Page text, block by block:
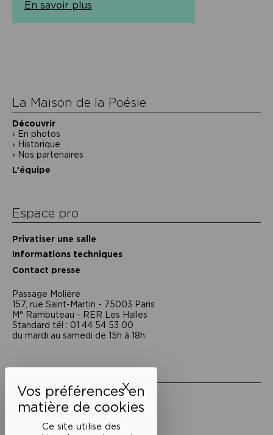
Ce site utilise des
XMasquer le bandeau des
En savoir plus
La Maison de la Poésie
Découvrir
En photos
Historique
Nos partenaires
L’équipe
Espace pro
Privatiser une salle
Informations techniques
Contact presse
Passage Moliėre
157, rue Saint-Martin - 75003 Paris
M° Rambuteau - RER Les Halles
Standard tél : 01 44 54 53 00
du mardi au samedi de 15h à 18h
Mentions légales
Politique de confidentialité
Conditions générales de vente